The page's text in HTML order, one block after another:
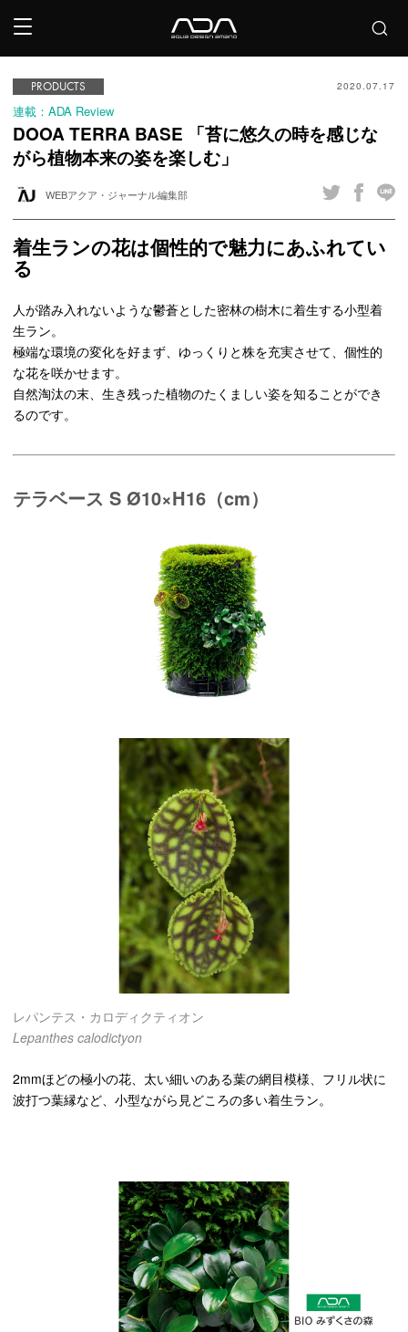
PRODUCTS 2020.07.17
連載：ADA Review
DOOA TERRA BASE 「苔に悠久の時を感じな
がら植物本来の姿を楽しむ」
WEBアクア・ジャーナル編集部
着生ランの花は個性的で魅力にあふれてい
る
人が踏み入れないような鬱蒼とした密林の樹木に着生する小型着
生ラン。
極端な環境の変化を好まず、ゆっくりと株を充実させて、個性的
な花を咲かせます。
自然淘汰の末、生き残った植物のたくましい姿を知ることができ
るのです。
テラベース S Ø10×H16（cm）
レパンテス・カロディクティオン
Lepanthes calodictyon
2mmほどの極小の花、太い細いのある葉の網目模様、フリル状に
波打つ葉縁など、小型ながら見どころの多い着生ラン。